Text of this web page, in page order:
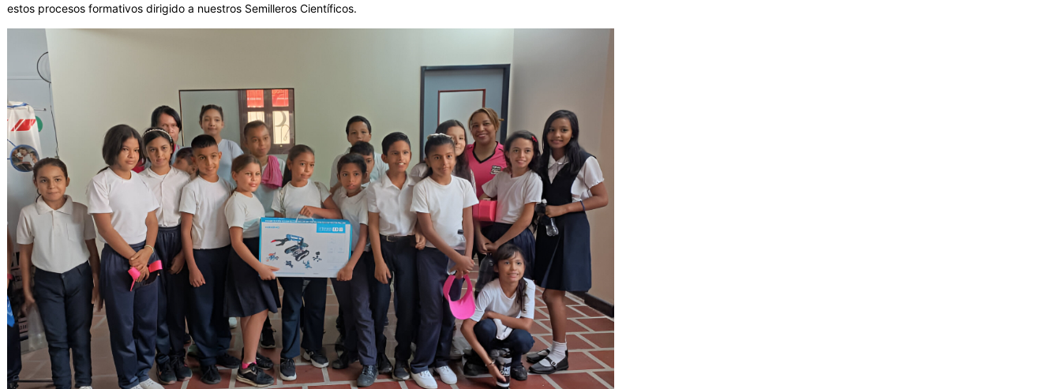
estos procesos formativos dirigido a nuestros Semilleros Científicos.